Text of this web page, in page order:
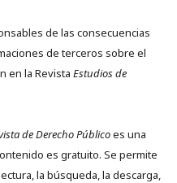
de las consecuencias
de terceros sobre el
en la Revista Estudios de
de Derecho Públicoes una
es gratuito. Se permite
la búsqueda, la descarga,